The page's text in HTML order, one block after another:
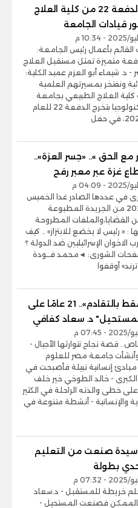
تحتفل بتخرج الدفعة 22 من كلية العلاج
قيادات الجامعة
القائم بأعمال رئيس الجامعة:
متميزة تمثل مستقبل العلاج
شيماء أبو العزم عميد الكلية:
ونفتخر بمسيرتهم العلمية
كلية العلاج الطبيعي بجامعة
مصر للعلوم والتكنولوجيا بتخرج الدفعة 22 للعام
الحق ».. «جسر العزة»..
غزة عبر معبر رفح
في عددها الصادر غدا الخميس
الموافق 31-7-2025 من الجريدة المطبوعة
القضايا،والملفات المطروحة
: « رئيس لا يخضع للابتزاز» .. كيف
الإسرائيليين ضد الدولة ؟
الشورى: ◄محمد فــودة
أوقفوا
«العطاء.. لا يسقط بالتقادم».. 21 عامًا على
د. سعاد كفافي
قصة نجاح تتوارثها الأجيال -
جامعة مصر للعلوم
مبادئ إنسانية نبيلة فأصبحت في
- خالد الطوخي خير خلف
خطى والدته الراحلة في الكثير
والإنسانية - أنشطة متنوعة في
صنعت من التعليم
بطولة
خريطة للمستقبل - د.سعاد
فصنعت المستحيل -